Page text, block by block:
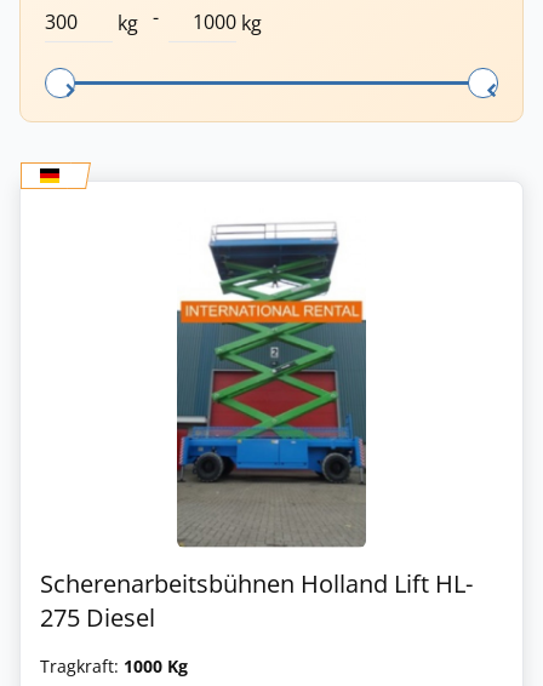
kg - kg
Scherenarbeitsbühnen Holland Lift HL-
275 Diesel
Tragkraft: 1000 Kg